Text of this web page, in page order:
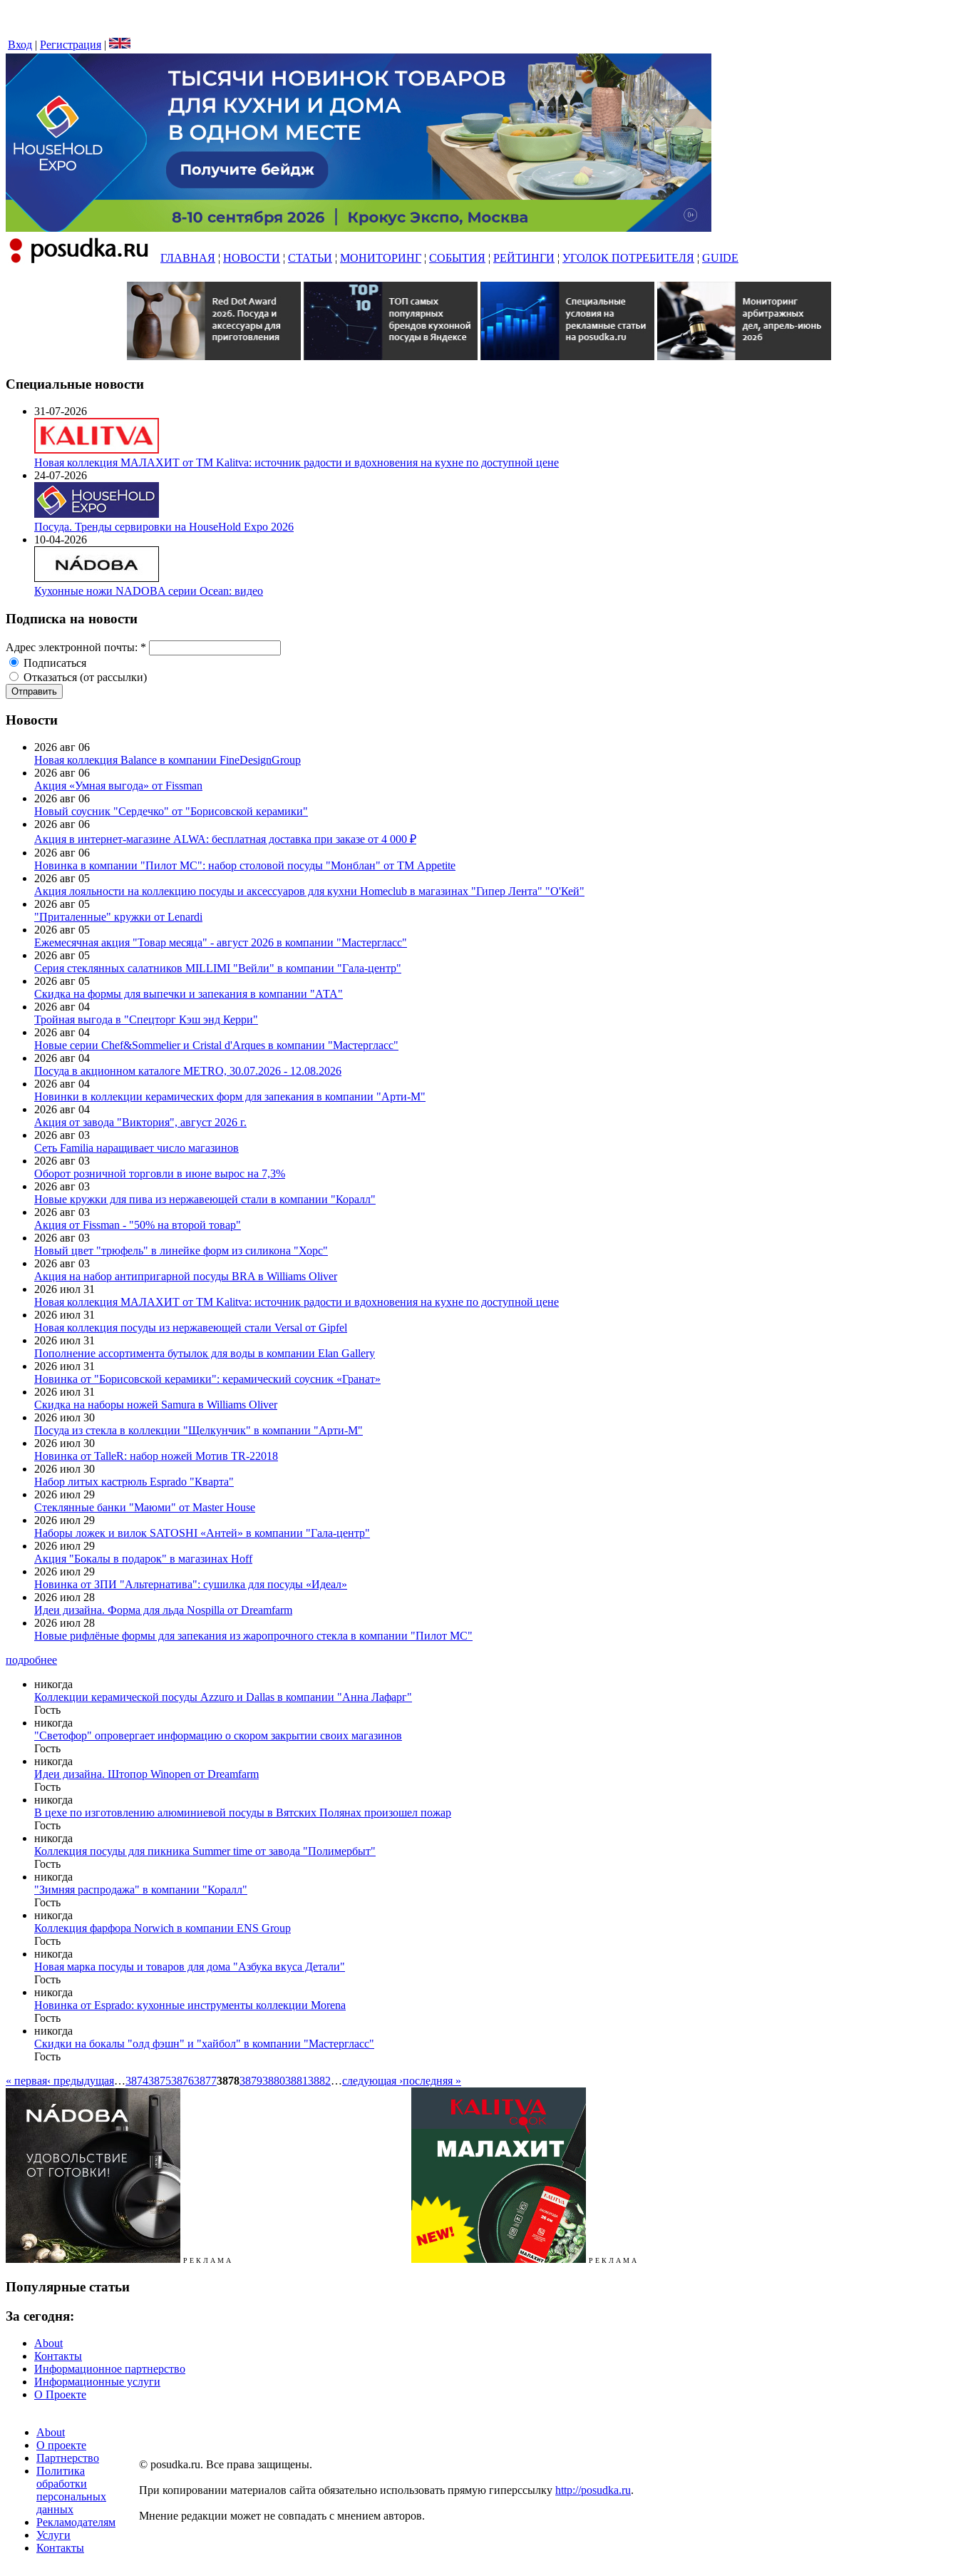
Вход | Регистрация |
ГЛАВНАЯ ¦ НОВОСТИ ¦ СТАТЬИ ¦ МОНИТОРИНГ ¦ СОБЫТИЯ ¦ РЕЙТИНГИ ¦ УГОЛОК ПОТРЕБИТЕЛЯ ¦ GUIDE
Специальные новости
31-07-2026
Новая коллекция МАЛАХИТ от ТМ Kalitva: источник радости и вдохновения на кухне по доступной цене
24-07-2026
Посуда. Тренды сервировки на HouseHold Expo 2026
10-04-2026
Кухонные ножи NADOBA серии Ocean: видео
Подписка на новости
Адрес электронной почты: *
Подписаться
Отказаться (от рассылки)
Новости
2026 авг 06
Новая коллекция Balance в компании FineDesignGroup
2026 авг 06
Акция «Умная выгода» от Fissman
2026 авг 06
Новый соусник "Сердечко" от "Борисовской керамики"
2026 авг 06
Акция в интернет-магазине ALWA: бесплатная доставка при заказе от 4 000 ₽
2026 авг 06
Новинка в компании "Пилот МС": набор столовой посуды "Монблан" от ТМ Appetite
2026 авг 05
Акция лояльности на коллекцию посуды и аксессуаров для кухни Homeclub в магазинах "Гипер Лента" "О'Кей"
2026 авг 05
"Приталенные" кружки от Lenardi
2026 авг 05
Ежемесячная акция "Товар месяца" - август 2026 в компании "Мастергласс"
2026 авг 05
Серия стеклянных салатников MILLIMI "Вейли" в компании "Гала-центр"
2026 авг 05
Скидка на формы для выпечки и запекания в компании "АТА"
2026 авг 04
Тройная выгода в "Спецторг Кэш энд Керри"
2026 авг 04
Новые серии Chef&Sommelier и Cristal d'Arques в компании "Мастергласс"
2026 авг 04
Посуда в акционном каталоге METRO, 30.07.2026 - 12.08.2026
2026 авг 04
Новинки в коллекции керамических форм для запекания в компании "Арти-М"
2026 авг 04
Акция от завода "Виктория", август 2026 г.
2026 авг 03
Сеть Familia наращивает число магазинов
2026 авг 03
Оборот розничной торговли в июне вырос на 7,3%
2026 авг 03
Новые кружки для пива из нержавеющей стали в компании "Коралл"
2026 авг 03
Акция от Fissman - "50% на второй товар"
2026 авг 03
Новый цвет "трюфель" в линейке форм из силикона "Хорс"
2026 авг 03
Акция на набор антипригарной посуды BRA в Williams Oliver
2026 июл 31
Новая коллекция МАЛАХИТ от ТМ Kalitva: источник радости и вдохновения на кухне по доступной цене
2026 июл 31
Новая коллекция посуды из нержавеющей стали Versal от Gipfel
2026 июл 31
Пополнение ассортимента бутылок для воды в компании Elan Gallery
2026 июл 31
Новинка от "Борисовской керамики": керамический соусник «Гранат»
2026 июл 31
Скидка на наборы ножей Samura в Williams Oliver
2026 июл 30
Посуда из стекла в коллекции "Щелкунчик" в компании "Арти-М"
2026 июл 30
Новинка от TalleR: набор ножей Мотив TR-22018
2026 июл 30
Набор литых кастрюль Esprado "Кварта"
2026 июл 29
Стеклянные банки "Маюми" от Master House
2026 июл 29
Наборы ложек и вилок SATOSHI «Антей» в компании "Гала-центр"
2026 июл 29
Акция "Бокалы в подарок" в магазинах Hoff
2026 июл 29
Новинка от ЗПИ "Альтернатива": сушилка для посуды «Идеал»
2026 июл 28
Идеи дизайна. Форма для льда Nospilla от Dreamfarm
2026 июл 28
Новые рифлёные формы для запекания из жаропрочного стекла в компании "Пилот МС"
подробнее
никогда
Коллекции керамической посуды Azzuro и Dallas в компании "Анна Лафарг"
Гость
никогда
"Светофор" опровергает информацию о скором закрытии своих магазинов
Гость
никогда
Идеи дизайна. Штопор Winopen от Dreamfarm
Гость
никогда
В цехе по изготовлению алюминиевой посуды в Вятских Полянах произошел пожар
Гость
никогда
Коллекция посуды для пикника Summer time от завода "Полимербыт"
Гость
никогда
"Зимняя распродажа" в компании "Коралл"
Гость
никогда
Коллекция фарфора Norwich в компании ENS Group
Гость
никогда
Новая марка посуды и товаров для дома "Азбука вкуса Детали"
Гость
никогда
Новинка от Esprado: кухонные инструменты коллекции Morena
Гость
никогда
Скидки на бокалы "олд фэшн" и "хайбол" в компании "Мастергласс"
Гость
« первая‹ предыдущая…387438753876387738783879388038813882…следующая ›последняя »
Р Е К Л А М А Р Е К Л А М А
Популярные статьи
За сегодня:
About
Контакты
Информационное партнерство
Информационные услуги
О Проекте
About
О проекте
Партнерство
Политика
обработки
персональных
данных
Рекламодателям
Услуги
Контакты
© posudka.ru. Все права защищены.
При копировании материалов сайта обязательно использовать прямую гиперссылку http://posudka.ru.
Мнение редакции может не совпадать с мнением авторов.